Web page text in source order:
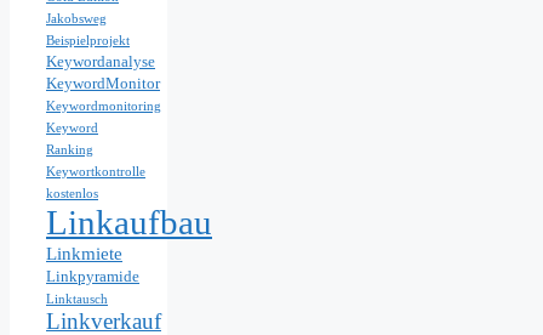
Jakobsweg
Beispielprojekt
Keywordanalyse
KeywordMonitor
Keywordmonitoring
Keyword
Ranking
Keywortkontrolle
kostenlos
Linkaufbau
Linkmiete
Linkpyramide
Linktausch
Linkverkauf